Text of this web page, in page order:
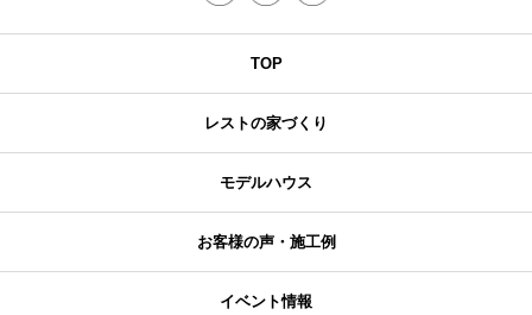
TOP
レストの家づくり
モデルハウス
お客様の声・施工例
イベント情報